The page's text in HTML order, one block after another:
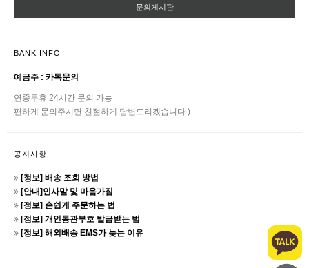
문의게시판
BANK INFO
예금주 : 카톡문의
연중무휴 24시간 문의 가능
편하게 문의주시면 친절하게 답변드리겠습니다:)
공지사항
[정보] 배송 조회 방법
[안내]인사말 및 마음가짐
[정보] 손쉽게 주문하는 법
[정보] 개인통관부호 발급받는 법
[정보] 해외배송 EMS가 늦는 이유